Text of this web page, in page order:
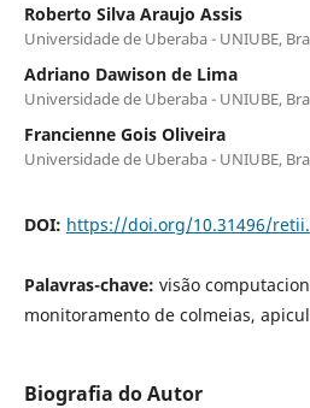
Roberto Silva Araujo Assis
Universidade de Uberaba - UNIUBE,
Adriano Dawison de Lima
Universidade de Uberaba - UNIUBE,
Francienne Gois Oliveira
Universidade de Uberaba - UNIUBE,
DOI: https://doi.org/10.31496/
Palavras-chave: visão
monitoramento de colmeias,
Biografia do Autor